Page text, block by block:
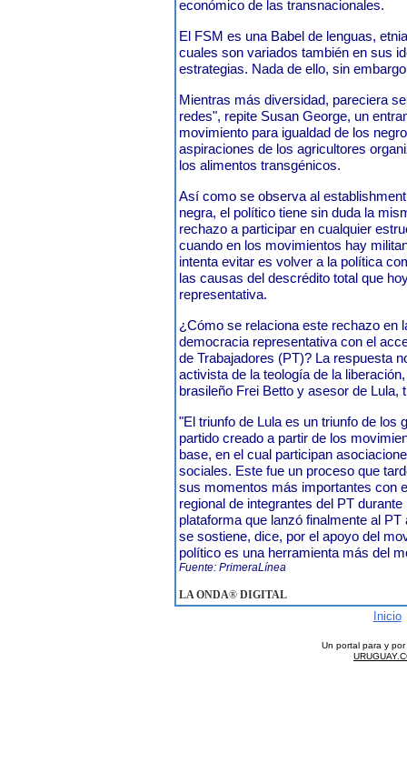
económico de las transnacionales.
El FSM es una Babel de lenguas,
cuales son variados también en sus
estrategias. Nada de ello, sin
Mientras más diversidad, pareciera
redes", repite Susan George, un
movimiento para igualdad de los
aspiraciones de los agricultores
los alimentos transgénicos.
Así como se observa al
negra, el político tiene sin duda la
rechazo a participar en cualquier
cuando en los movimientos hay
intenta evitar es volver a la política
las causas del descrédito total que
representativa.
¿Cómo se relaciona este rechazo en
democracia representativa con el
de Trabajadores (PT)? La respuesta
activista de la teología de la
brasileño Frei Betto y asesor de Lula,
"El triunfo de Lula es un triunfo de los
partido creado a partir de los
base, en el cual participan
sociales. Este fue un proceso que
sus momentos más importantes con
regional de integrantes del PT
plataforma que lanzó finalmente al
se sostiene, dice, por el apoyo del
político es una herramienta más del
Fuente: PrimeraLínea
LA ONDA® DIGITAL
Inicio
Un portal para y